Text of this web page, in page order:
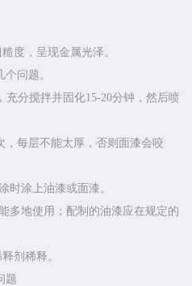
，呈现金属光泽。
问题。
分搅拌并固化15-20分钟，然后喷
每层不能太厚，否则面漆会咬
涂上油漆或面漆。
地使用；配制的油漆应在规定的
剂稀释。
题